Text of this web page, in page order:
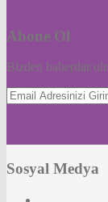
Abone Ol
Bizden haberdar
Sosyal Medya